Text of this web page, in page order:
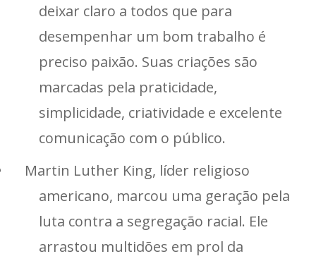
deixar claro a todos que para
desempenhar um bom trabalho é
preciso paixão. Suas criações são
marcadas pela praticidade,
simplicidade, criatividade e excelente
comunicação com o público.
Martin Luther King, líder religioso
americano, marcou uma geração pela
luta contra a segregação racial. Ele
arrastou multidões em prol da